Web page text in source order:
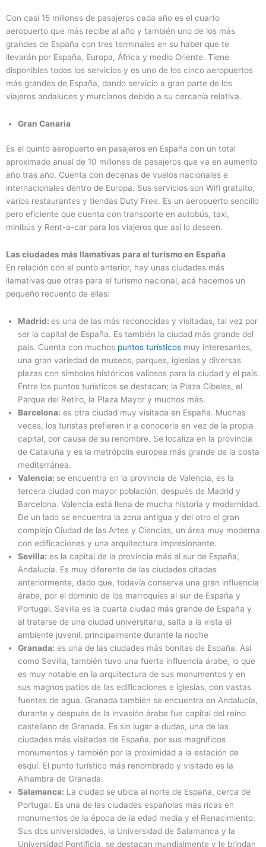
Con casi 15 millones de pasajeros cada año es el cuarto
aeropuerto que más recibe al año y también uno de los más
grandes de España con tres terminales en su haber que te
llevarán por España, Europa, África y medio Oriente. Tiene
disponibles todos los servicios y es uno de los cinco aeropuertos
más grandes de España, dando servicio a gran parte de los
viajeros andaluces y murcianos debido a su cercanía relativa.
Gran Canaria
Es el quinto aeropuerto en pasajeros en España con un total
aproximado anual de 10 millones de pasajeros que va en aumento
año tras año. Cuenta con decenas de vuelos nacionales e
internacionales dentro de Europa. Sus servicios son Wifi gratuito,
varios restaurantes y tiendas Duty Free. Es un aeropuerto sencillo
pero eficiente que cuenta con transporte en autobús, taxi,
minibús y Rent-a-car para los viajeros que así lo deseen.
Las ciudades más llamativas para el turismo en España
En relación con el punto anterior, hay unas ciudades más
llamativas que otras para el turismo nacional, acá hacemos un
pequeño recuento de ellas:
Madrid: es una de las más reconocidas y visitadas, tal vez por
ser la capital de España. Es también la ciudad más grande del
país. Cuenta con muchos puntos turísticos muy interesantes,
una gran variedad de museos, parques, iglesias y diversas
plazas con símbolos históricos valiosos para la ciudad y el país.
Entre los puntos turísticos se destacan; la Plaza Cibeles, el
Parque del Retiro, la Plaza Mayor y muchos más.
Barcelona: es otra ciudad muy visitada en España. Muchas
veces, los turistas prefieren ir a conocerla en vez de la propia
capital, por causa de su renombre. Se localiza en la provincia
de Cataluña y es la metrópolis europea más grande de la costa
mediterránea.
Valencia: se encuentra en la provincia de Valencia, es la
tercera ciudad con mayor población, después de Madrid y
Barcelona. Valencia está llena de mucha historia y modernidad.
De un lado se encuentra la zona antigua y del otro el gran
complejo Ciudad de las Artes y Ciencias, un área muy moderna
con edificaciones y una arquitectura impresionante.
Sevilla: es la capital de la provincia más al sur de España,
Andalucía. Es muy diferente de las ciudades citadas
anteriormente, dado que, todavía conserva una gran influencia
árabe, por el dominio de los marroquíes al sur de España y
Portugal. Sevilla es la cuarta ciudad más grande de España y
al tratarse de una ciudad universitaria, salta a la vista el
ambiente juvenil, principalmente durante la noche
Granada: es una de las ciudades más bonitas de España. Así
como Sevilla, también tuvo una fuerte influencia árabe, lo que
es muy notable en la arquitectura de sus monumentos y en
sus magnos patios de las edificaciones e iglesias, con vastas
fuentes de agua. Granada también se encuentra en Andalucía,
durante y después de la invasión árabe fue capital del reino
castellano de Granada. Es sin lugar a dudas, una de las
ciudades más visitadas de España, por sus magníficos
monumentos y también por la proximidad a la estación de
esquí. El punto turístico más renombrado y visitado es la
Alhambra de Granada.
Salamanca: La ciudad se ubica al norte de España, cerca de
Portugal. Es una de las ciudades españolas más ricas en
monumentos de la época de la edad media y el Renacimiento.
Sus dos universidades, la Universidad de Salamanca y la
Universidad Pontificia, se destacan mundialmente y le brindan